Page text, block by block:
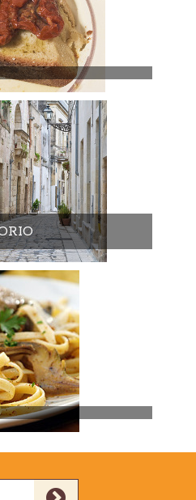
Olio Extravergine di Oliva Delicato
Leucades 0,75l